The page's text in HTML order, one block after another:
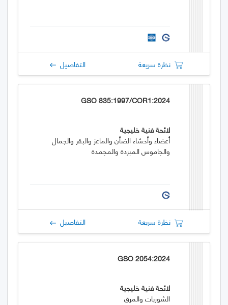
نظرة سريعة التفاصيل
GSO 835:1997/COR1:2024
لائحة فنية خليجية
أعضاء وأحشاء الضأن والماعز والبقر والجمال
والجاموس المبردة والمجمدة
نظرة سريعة التفاصيل
GSO 2054:2024
لائحة فنية خليجية
الشوربات والمرق